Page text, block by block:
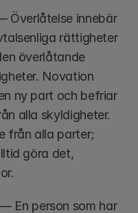
Överlåtelse innebär
rättigheter
överlåtande
Novation
ny part och befriar
alla skyldigheter.
från alla parter;
göra det,
En person som har